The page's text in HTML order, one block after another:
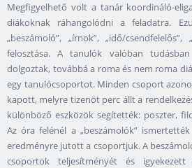
Megfigyelhető volt a tanár koordináló-
diákoknak ráhangolódni a feladatra.
„beszámoló”, „írnok”, „idő/csendfelelős”,
felosztása. A tanulók valóban
dolgoztak, továbbá a roma és nem roma
egy tanulócsoportot. Minden csoport
kapott, melyre tizenöt perc állt a
különböző eszközök segítették: poszter,
Az óra felénél a „beszámolók”
eredményre jutott a csoportjuk. A
csoportok teljesítményét és